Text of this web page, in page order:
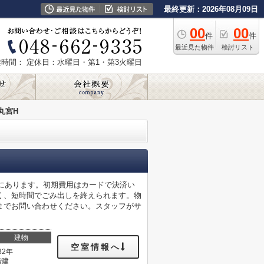
最終更新：2026年08月09日
00件
最近見た物件
00件
検討リスト
間： 定休日：水曜日・第1・第3火曜日
宮H
あります。初期費用はカードで決済い
短時間でごみ出しを終えられます。物
お問い合わせください。スタッフがサ
建物
年
建
空室情報へ